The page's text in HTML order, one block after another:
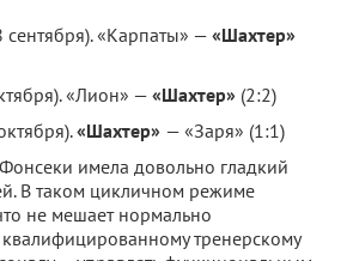
«Карпаты» — «Шахтер»
«Лион» —«Шахтер» (2:2)
«Шахтер» — «Заря» (1:1)
имела довольно гладкий
В таком цикличном режиме
не мешает нормально
квалифицированному тренерскому